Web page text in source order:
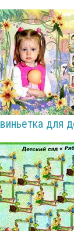
виньетка для